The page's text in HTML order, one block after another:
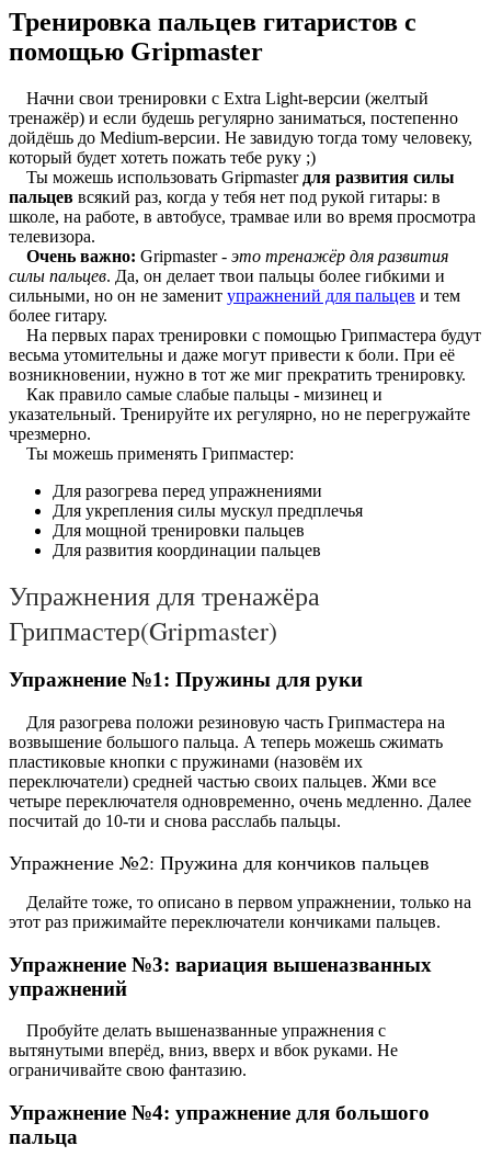
Тренировка пальцев гитаристов с
помощью Gripmaster
Начни свои тренировки с Extra Light-версии (желтый
тренажёр) и если будешь регулярно заниматься, постепенно
дойдёшь до Medium-версии. Не завидую тогда тому человеку,
который будет хотеть пожать тебе руку ;)
Ты можешь использовать Gripmaster для развития силы
пальцев всякий раз, когда у тебя нет под рукой гитары: в
школе, на работе, в автобусе, трамвае или во время просмотра
телевизора.
Очень важно: Gripmaster - это тренажёр для развития
силы пальцев. Да, он делает твои пальцы более гибкими и
сильными, но он не заменит упражнений для пальцев и тем
более гитару.
На первых парах тренировки с помощью Грипмастера будут
весьма утомительны и даже могут привести к боли. При её
возникновении, нужно в тот же миг прекратить тренировку.
Как правило самые слабые пальцы - мизинец и
указательный. Тренируйте их регулярно, но не перегружайте
чрезмерно.
Ты можешь применять Грипмастер:
Для разогрева перед упражнениями
Для укрепления силы мускул предплечья
Для мощной тренировки пальцев
Для развития координации пальцев
Упражнения для тренажёра
Грипмастер(Gripmaster)
Упражнение №1: Пружины для руки
Для разогрева положи резиновую часть Грипмастера на
возвышение большого пальца. А теперь можешь сжимать
пластиковые кнопки с пружинами (назовём их
переключатели) средней частью своих пальцев. Жми все
четыре переключателя одновременно, очень медленно. Далее
посчитай до 10-ти и снова расслабь пальцы.
Упражнение №2: Пружина для кончиков пальцев
Делайте тоже, то описано в первом упражнении, только на
этот раз прижимайте переключатели кончиками пальцев.
Упражнение №3: вариация вышеназванных
упражнений
Пробуйте делать вышеназванные упражнения с
вытянутыми вперёд, вниз, вверх и вбок руками. Не
ограничивайте свою фантазию.
Упражнение №4: упражнение для большого
пальца